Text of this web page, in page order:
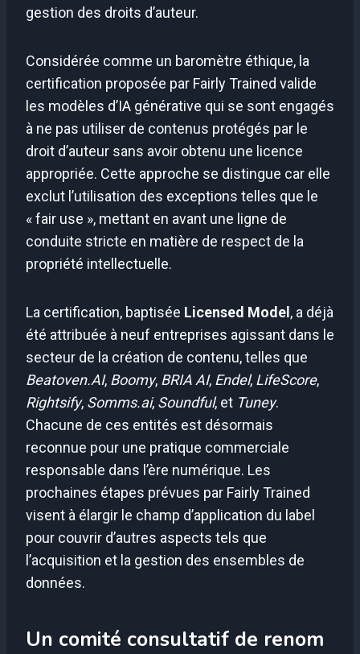
gestion des droits d’auteur.
Considérée comme un baromètre éthique, la
certification proposée par Fairly Trained valide
les modèles d’IA générative qui se sont engagés
à ne pas utiliser de contenus protégés par le
droit d’auteur sans avoir obtenu une licence
appropriée. Cette approche se distingue car elle
exclut l’utilisation des exceptions telles que le
« fair use », mettant en avant une ligne de
conduite stricte en matière de respect de la
propriété intellectuelle.
La certification, baptisée Licensed Model , a déjà
été attribuée à neuf entreprises agissant dans le
secteur de la création de contenu, telles que
Beatoven.AI, Boomy, BRIA AI, Endel, LifeScore,
Rightsify, Somms.ai, Soundful, et Tuney.
Chacune de ces entités est désormais
reconnue pour une pratique commerciale
responsable dans l’ère numérique. Les
prochaines étapes prévues par Fairly Trained
visent à élargir le champ d’application du label
pour couvrir d’autres aspects tels que
l’acquisition et la gestion des ensembles de
données.
Un comité consultatif de renom